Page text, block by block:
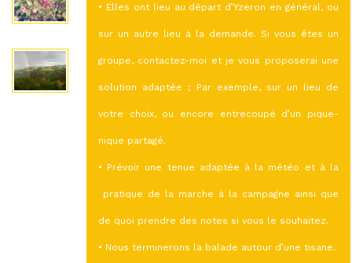
• Elles ont lieu au départ d’Yzeron en général, ou
sur un autre lieu à la demande. Si vous êtes un
groupe, contactez-moi et je vous proposerai une
solution adaptée ; Par exemple, sur un lieu de
votre choix, ou encore entrecoupé d’un pique-
nique partagé.
• Prévoir une tenue adaptée à la météo et à la
pratique de la marche à la campagne ainsi que
de quoi prendre des notes si vous le souhaitez.
• Nous terminerons la balade autour d’une tisane.